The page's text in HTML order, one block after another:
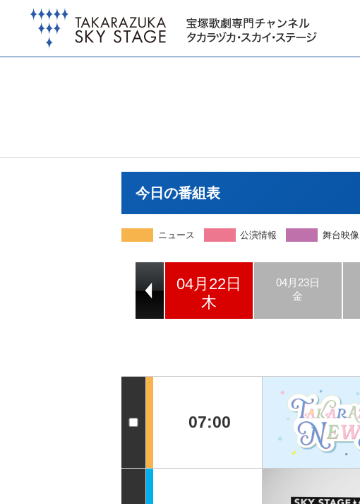
今日の番組表
ニュース 公演情報 舞台映像
04月22日
木
04月23日
金
07:00